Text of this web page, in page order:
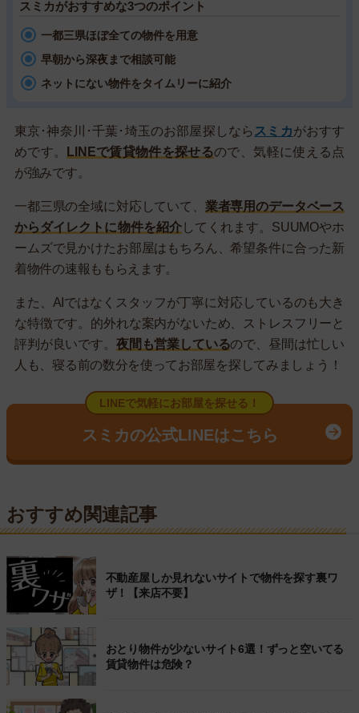
スミカがおすすめな3つのポイント
一都三県ほぼ全ての物件を用意
早朝から深夜まで相談可能
ネットにない物件をタイムリーに紹介
東京･神奈川･千葉･埼玉のお部屋探しなら スミカがおすす
めです。
LINEで賃貸物件を探せるので、気軽に使える点
が強みです。
一都三県の全域に対応していて、 業者専用のデータベース
からダイレクトに物件を紹介してくれます。SUUMOやホ
ームズで見かけたお部屋はもちろん、希望条件に合った新
着物件の速報ももらえます。
また、AIではなくスタッフが丁寧に対応しているのも大き
な特徴です。的外れな案内がないため、ストレスフリーと
評判が良いです。 夜間も営業しているので、昼間は忙しい
人も、寝る前の数分を使ってお部屋を探してみましょう！
LINEで気軽にお部屋を探せる！
スミカの公式LINEはこちら
おすすめ関連記事
不動産屋しか見れないサイトで物件を探す裏ワ
ザ！【来店不要】
おとり物件が少ないサイト6選！ずっと空いてる
賃貸物件は危険？